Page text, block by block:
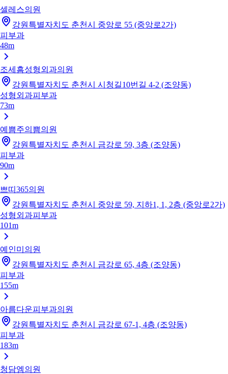
셀레스의원
강원특별자치도 춘천시 중앙로 55 (중앙로2가)
피부과
48m
조세흠성형외과의원
강원특별자치도 춘천시 시청길10번길 4-2 (조양동)
성형외과피부과
73m
예쁨주의쁨의원
강원특별자치도 춘천시 금강로 59, 3층 (조양동)
피부과
90m
쁘띠365의원
강원특별자치도 춘천시 중앙로 59, 지하1, 1, 2층 (중앙로2가)
성형외과피부과
101m
예인미의원
강원특별자치도 춘천시 금강로 65, 4층 (조양동)
피부과
155m
아름다운피부과의원
강원특별자치도 춘천시 금강로 67-1, 4층 (조양동)
피부과
183m
청담엠의원